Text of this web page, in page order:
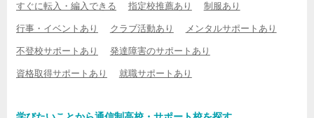
すぐに転入・編入できる 指定校推薦あり 制服あり
行事・イベントあり クラブ活動あり メンタルサポートあり
不登校サポートあり 発達障害のサポートあり
資格取得サポートあり 就職サポートあり